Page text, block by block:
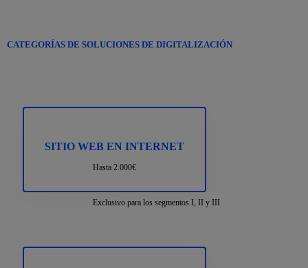
CATEGORÍAS DE SOLUCIONES DE DIGITALIZACIÓN
SITIO WEB EN INTERNET
Hasta 2.000€
Exclusivo para los segmentos I, II y III